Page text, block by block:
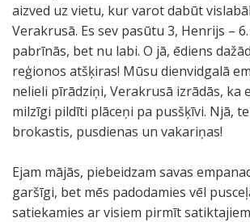
aizved uz vietu, kur varot dabūt
Verakrusā. Es sev pasūtu 3, Henrijs –
pabrīnās, bet nu labi. O jā, ēdiens
reģionos atšķiras! Mūsu dienvidgalā
nelieli pīrādziņi, Verakrusā izrādās, ka
milzīgi pildīti plāceņi pa pusšķīvi. Njā,
brokastis, pusdienas un vakariņas!
Ejam mājās, piebeidzam savas
garšīgi, bet mēs padodamies vēl
satiekamies ar visiem pirmīt